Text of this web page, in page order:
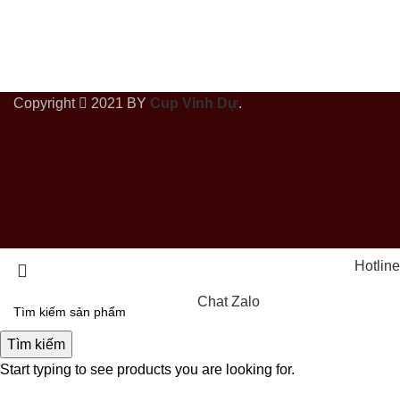
Copyright 2021 BY Cup Vinh Dự.
Tìm kiếm
Start typing to see products you are looking for.
Hotline
Chat Zalo